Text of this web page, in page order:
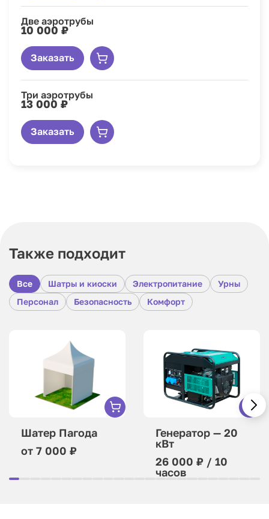
Две аэротрубы
10 000 ₽
Заказать
Три аэротрубы
13 000 ₽
Заказать
Также подходит
Все Шатры и киоски Электропитание
Урны
Персонал
Безопасность Комфорт
Шатер Пагода
от 7 000 ₽
Генератор — 20
кВт
26 000 ₽ / 10
часов